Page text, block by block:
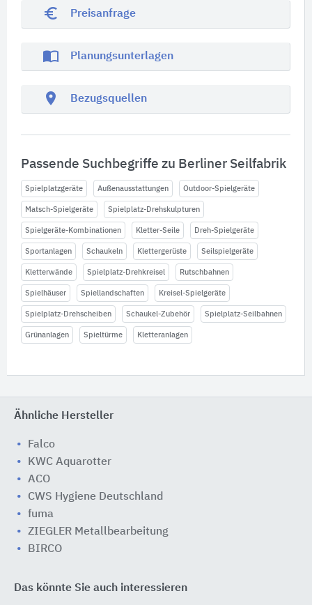
euro_symbol Preisanfrage
import_contacts Planungsunterlagen
location_on Bezugsquellen
Passende Suchbegriffe zu Berliner Seilfabrik
Spielplatzgeräte Außenausstattungen Outdoor-Spielgeräte
Matsch-Spielgeräte Spielplatz-Drehskulpturen
Spielgeräte-Kombinationen Kletter-Seile Dreh-Spielgeräte
Sportanlagen Schaukeln Klettergerüste Seilspielgeräte
Kletterwände Spielplatz-Drehkreisel Rutschbahnen
Spielhäuser Spiellandschaften Kreisel-Spielgeräte
Spielplatz-Drehscheiben Schaukel-Zubehör Spielplatz-Seilbahnen
Grünanlagen Spieltürme Kletteranlagen
Ähnliche Hersteller
Falco
KWC Aquarotter
ACO
CWS Hygiene Deutschland
fuma
ZIEGLER Metallbearbeitung
BIRCO
Das könnte Sie auch interessieren